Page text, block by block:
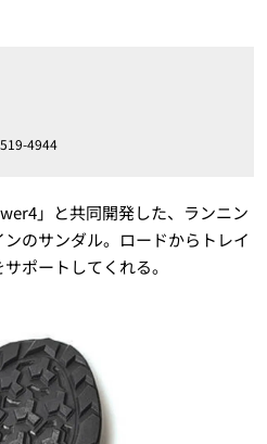
4944
」と共同開発した、ランニン
のサンダル。ロードからトレイ
ポートしてくれる。